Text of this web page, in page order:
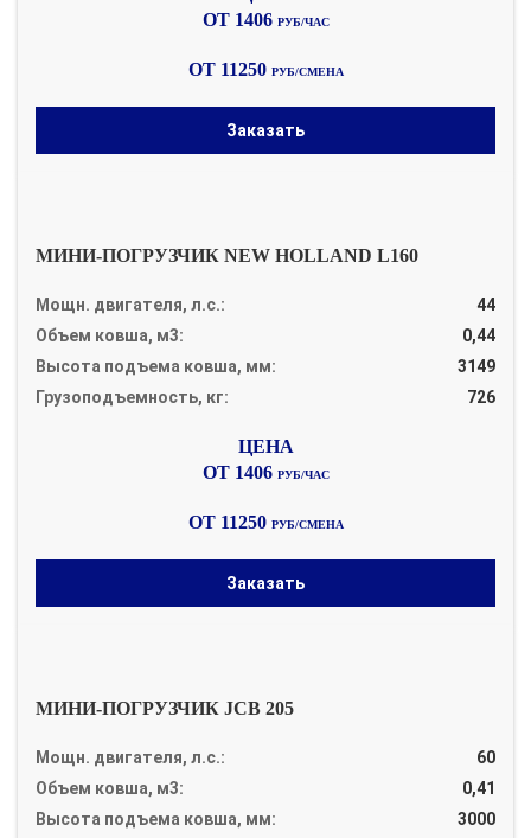
ОТ 1406 РУБ/ЧАС
ОТ 11250 РУБ/СМЕНА
Заказать
МИНИ-ПОГРУЗЧИК NEW HOLLAND L160
Мощн. двигателя, л.с.:
44
Объем ковша, м3:
0,44
Высота подъема ковша, мм:
3149
Грузоподъемность, кг:
726
ОТ 1406 РУБ/ЧАС
ОТ 11250 РУБ/СМЕНА
Заказать
МИНИ-ПОГРУЗЧИК JCB 205
Мощн. двигателя, л.с.:
60
Объем ковша, м3:
0,41
Высота подъема ковша, мм:
3000